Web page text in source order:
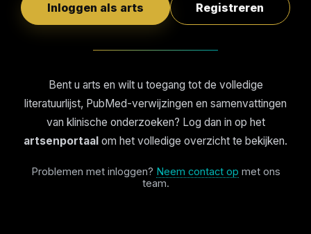
Inloggen als arts Registreren
Bent u arts en wilt u toegang tot de volledige
literatuurlijst, PubMed-verwijzingen en samenvattingen
van klinische onderzoeken? Log dan in op het
artsenportaal om het volledige overzicht te bekijken.
Problemen met inloggen? Neem contact op met ons
team.